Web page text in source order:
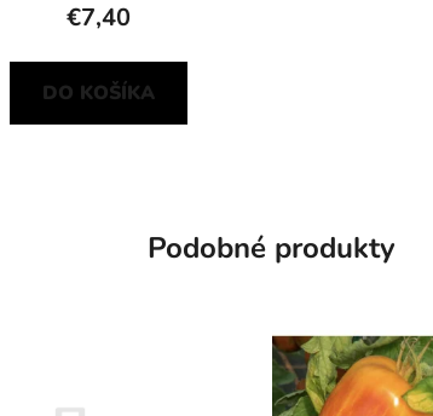
€7,40
DO KOŠÍKA
Podobné produkty